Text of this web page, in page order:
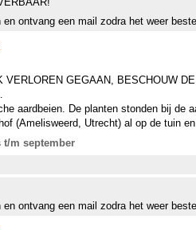
ontvang een mail zodra het weer
VERLOREN GEGAAN, BESCHOUW
aardbeien. De planten stonden bij de
(Amelisweerd, Utrecht) al op de tuin
we ze naar de vindplaats genoemd..
wordt jaarlijks een nieuwe teelt door
In april-mei kunnen we een deel van
t/m september
ontvang een mail zodra het weer